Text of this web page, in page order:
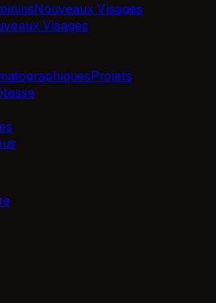
Nouveaux Visages
Visages
Projets